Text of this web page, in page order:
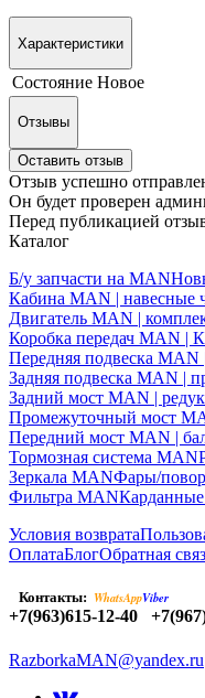
Характеристики
Состояние Новое
Отзывы
Оставить отзыв
Отзыв успешно
Он будет проверен
Перед публикацией
Каталог
Б/у запчасти на MAN
Кабина MAN | навесные
Двигатель MAN |
Коробка передач MAN
Передняя подвеска
Задняя подвеска MAN |
Задний мост MAN |
Промежуточный мост
Передний мост MAN |
Тормозная система MAN
Зеркала MANФары/
Фильтра MAN
Условия возврата
ОплатаБлогОбратная
Контакты: WhatsAppViber
+7(963)615-12-40
RazborkaMAN@yandex.ru